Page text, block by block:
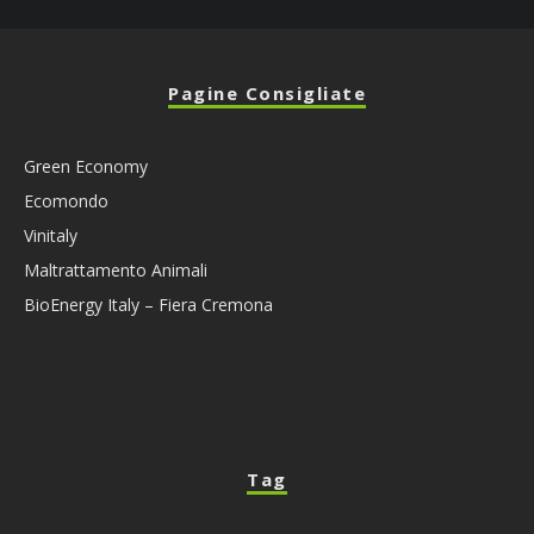
Pagine Consigliate
Green Economy
Ecomondo
Vinitaly
Maltrattamento Animali
BioEnergy Italy – Fiera Cremona
Tag